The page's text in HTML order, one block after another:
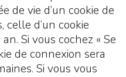
de vie d’un cookie de
celle d’un cookie
Si vous cochez « Se
de connexion sera
Si vous vous